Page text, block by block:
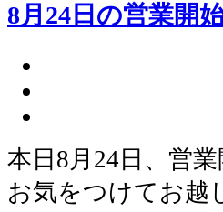
8月24日の営業開
本日8月24日、営
お気をつけてお越